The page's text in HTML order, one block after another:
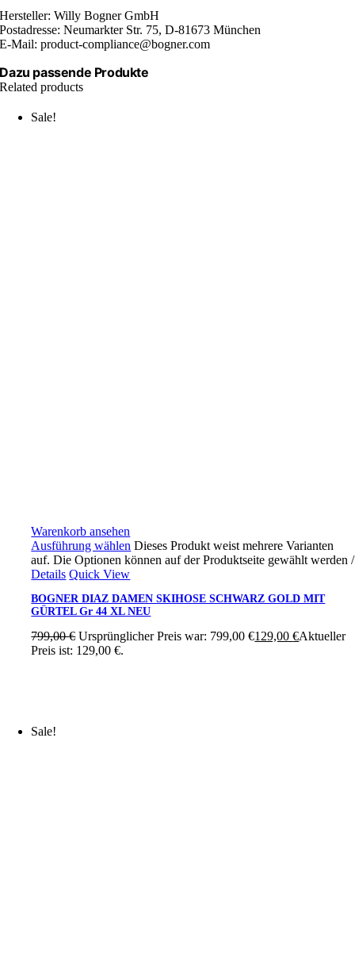
Hersteller: Willy Bogner GmbH
Postadresse: Neumarkter Str. 75, D-81673 München
E-Mail: product-compliance@bogner.com
Dazu passende Produkte
Related products
Sale!
Warenkorb ansehen
Ausführung wählen Dieses Produkt weist mehrere Varianten
auf. Die Optionen können auf der Produktseite gewählt werden/
Details Quick View
BOGNER DIAZ DAMEN SKIHOSE SCHWARZ GOLD MIT
GÜRTEL Gr 44 XL NEU
799,00€ Ursprünglicher Preis war: 799,00 €129,00€Aktueller
Preis ist: 129,00 €.
Sale!